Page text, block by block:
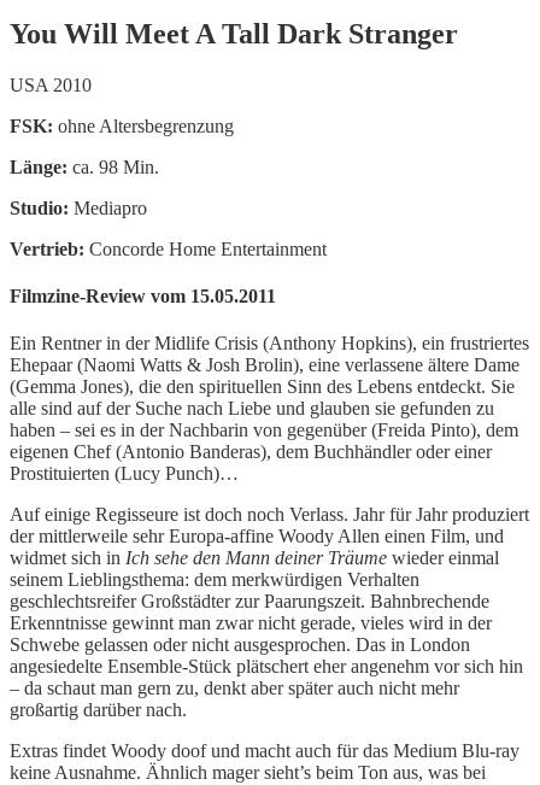
You Will Meet A Tall Dark Stranger
USA 2010
FSK: ohne Altersbegrenzung
Länge: ca. 98 Min.
Studio: Mediapro
Vertrieb: Concorde Home Entertainment
Filmzine-Review vom 15.05.2011
Ein Rentner in der Midlife Crisis (Anthony Hopkins), ein frustriertes
Ehepaar (Naomi Watts & Josh Brolin), eine verlassene ältere Dame
(Gemma Jones), die den spirituellen Sinn des Lebens entdeckt. Sie
alle sind auf der Suche nach Liebe und glauben sie gefunden zu
haben – sei es in der Nachbarin von gegenüber (Freida Pinto), dem
eigenen Chef (Antonio Banderas), dem Buchhändler oder einer
Prostituierten (Lucy Punch)…
Auf einige Regisseure ist doch noch Verlass. Jahr für Jahr produziert
der mittlerweile sehr Europa-affine Woody Allen einen Film, und
widmet sich in Ich sehe den Mann deiner Träume wieder einmal
seinem Lieblingsthema: dem merkwürdigen Verhalten
geschlechtsreifer Großstädter zur Paarungszeit. Bahnbrechende
Erkenntnisse gewinnt man zwar nicht gerade, vieles wird in der
Schwebe gelassen oder nicht ausgesprochen. Das in London
angesiedelte Ensemble-Stück plätschert eher angenehm vor sich hin
– da schaut man gern zu, denkt aber später auch nicht mehr
großartig darüber nach.
Extras findet Woody doof und macht auch für das Medium Blu-ray
keine Ausnahme. Ähnlich mager sieht’s beim Ton aus, was bei